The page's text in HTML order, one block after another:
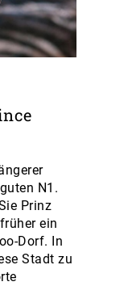
N1.
Prinz
ein
Dorf. In
Stadt zu